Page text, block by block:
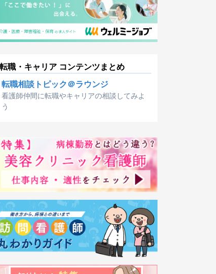
転職・キャリア コンテンツまとめ
転職相談トピック＠ラウンジ
看護師仲間に転職やキャリアの相談してみよ
う